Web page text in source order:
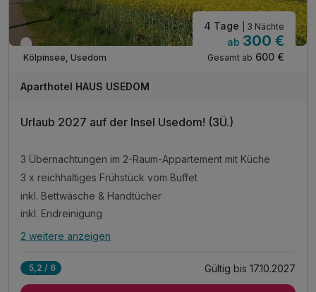
Wieder frei ab März
Kölpinsee, Usedom
4 Tage | 3 Nächte
ab 300 €
Gesamt ab 600 €
Aparthotel HAUS USEDOM
Urlaub 2027 auf der Insel Usedom! (3Ü.)
3 Übernachtungen im 2-Raum-Appartement mit Küche
3 x reichhaltiges Frühstück vom Buffet
inkl. Bettwäsche & Handtücher
inkl. Endreinigung
Alle Inklusivleistungen
2 weitere anzeigen
5,2 / 6 Gültig bis 17.10.2027